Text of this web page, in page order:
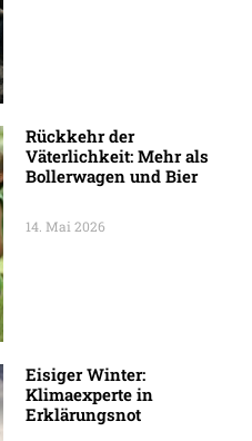
Rückkehr der
Väterlichkeit: Mehr als
Bollerwagen und Bier
14. Mai 2026
Eisiger Winter:
Klimaexperte in
Erklärungsnot